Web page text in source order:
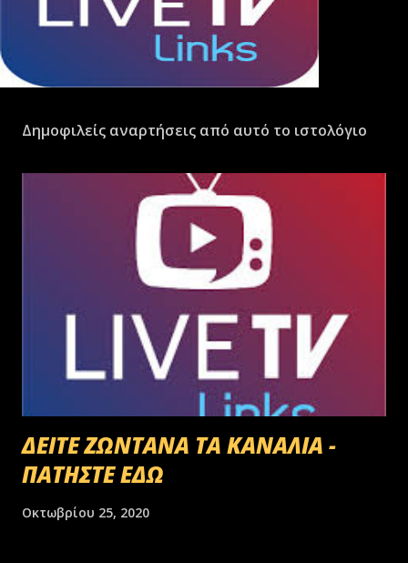
Δημοφιλείς αναρτήσεις από αυτό το ιστολόγιο
ΔΕΙΤΕ ΖΩΝΤΑΝΑ ΤΑ ΚΑΝΑΛΙΑ -
ΠΑΤΗΣΤΕ ΕΔΩ
Οκτωβρίου 25, 2020